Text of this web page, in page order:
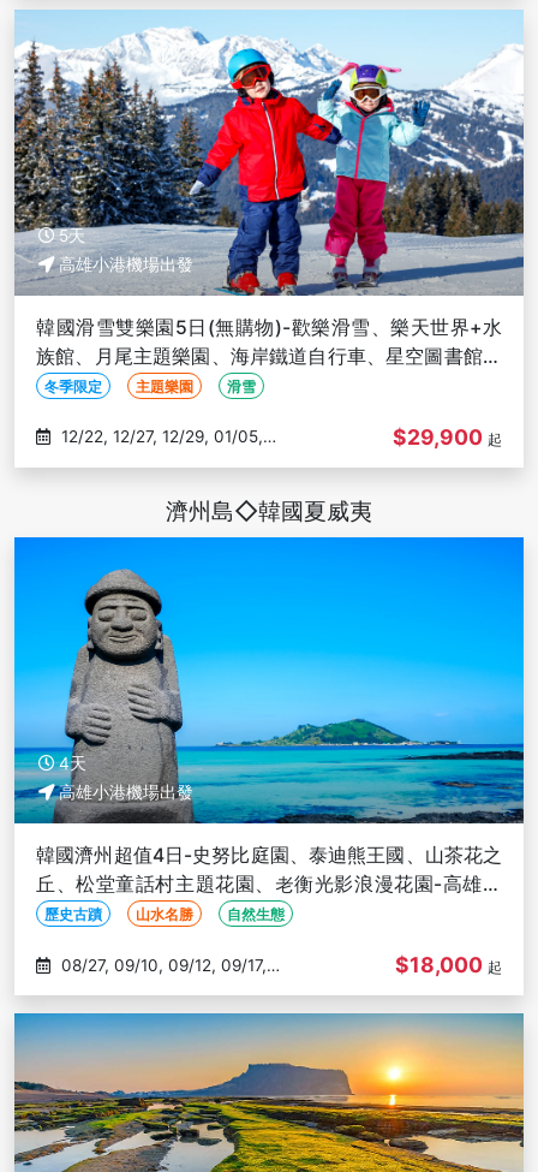
5天
高雄小港機場出發
韓國滑雪雙樂園5日(無購物)-歡樂滑雪、樂天世界+水
族館、月尾主題樂園、海岸鐵道自行車、星空圖書館、
恩平韓屋村-高雄出發
冬季限定 主題樂園 滑雪
01/09
$29,900 起
濟州島◇韓國夏威夷
4天
高雄小港機場出發
韓國濟州超值4日-史努比庭園、泰迪熊王國、山茶花之
丘、松堂童話村主題花園、老衡光影浪漫花園-高雄出
發歷史古蹟 山水名勝 自然生態
09/19
$18,000 起